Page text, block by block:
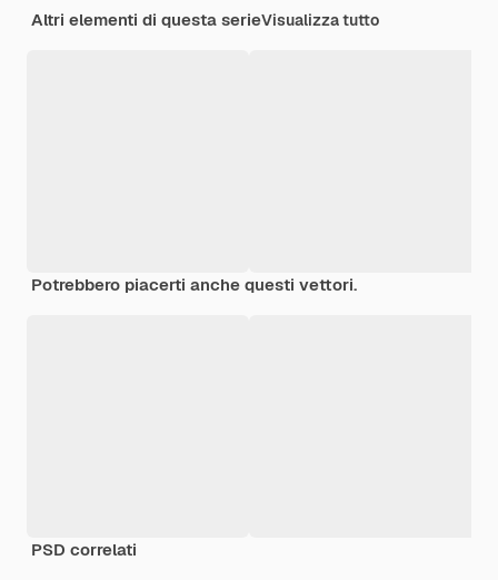
Altri elementi di questa serieVisualizza tutto
Potrebbero piacerti anche questi vettori.
PSD correlati